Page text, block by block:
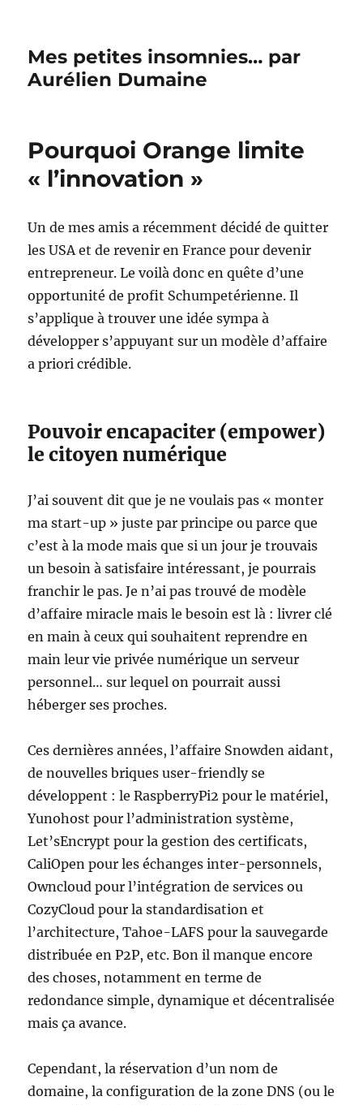
Mes petites insomnies… par
Aurélien Dumaine
Pourquoi Orange limite
« l’innovation »
Un de mes amis a récemment décidé de quitter
les USA et de revenir en France pour devenir
entrepreneur. Le voilà donc en quête d’une
opportunité de profit Schumpetérienne. Il
s’applique à trouver une idée sympa à
développer s’appuyant sur un modèle d’affaire
a priori crédible.
Pouvoir encapaciter (empower)
le citoyen numérique
J’ai souvent dit que je ne voulais pas « monter
ma start-up » juste par principe ou parce que
c’est à la mode mais que si un jour je trouvais
un besoin à satisfaire intéressant, je pourrais
franchir le pas. Je n’ai pas trouvé de modèle
d’affaire miracle mais le besoin est là : livrer clé
en main à ceux qui souhaitent reprendre en
main leur vie privée numérique un serveur
personnel… sur lequel on pourrait aussi
héberger ses proches.
Ces dernières années, l’affaire Snowden aidant,
de nouvelles briques user-friendly se
développent : le RaspberryPi2 pour le matériel,
Yunohost pour l’administration système,
Let’sEncrypt pour la gestion des certificats,
CaliOpen pour les échanges inter-personnels,
Owncloud pour l’intégration de services ou
CozyCloud pour la standardisation et
l’architecture, Tahoe-LAFS pour la sauvegarde
distribuée en P2P, etc. Bon il manque encore
des choses, notamment en terme de
redondance simple, dynamique et décentralisée
mais ça avance.
Cependant, la réservation d’un nom de
domaine, la configuration de la zone DNS (ou le